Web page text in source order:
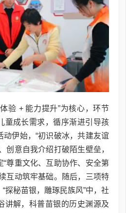
验 + 能力提升”为核心，环节
童成长需求，循序渐进引导孩
伊始，“初识破冰，共建友谊
创意自我介绍打破陌生壁垒，
“尊重文化、互助协作、安全第
互动筑牢基础。随后，三项特
探秘苗银，雕琢民族风”中，社
讲解，科普苗银的历史渊源及